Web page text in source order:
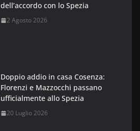
dell’accordo con lo Spezia
2 Agosto 2026
Doppio addio in casa Cosenza:
Florenzi e Mazzocchi passano
ufficialmente allo Spezia
20 Luglio 2026